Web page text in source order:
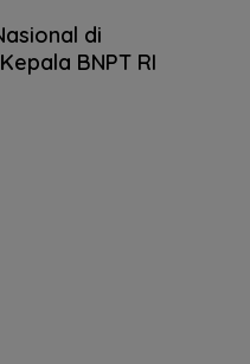
di
BNPT RI